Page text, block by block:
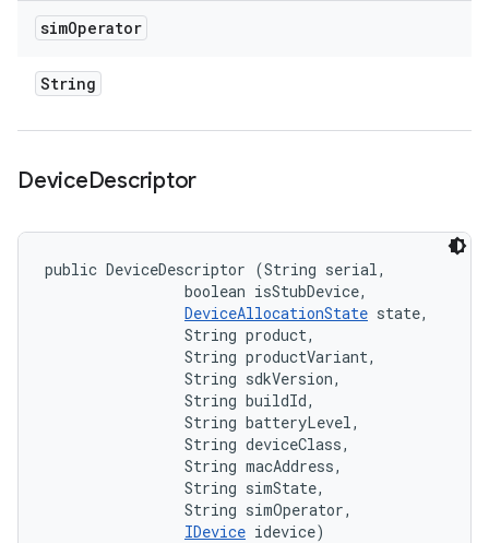
simOperator
String
DeviceDescriptor
public DeviceDescriptor (String serial,
                boolean isStubDevice,
DeviceAllocationState state,
                String product,
                String productVariant,
                String sdkVersion,
                String buildId,
                String batteryLevel,
                String deviceClass,
                String macAddress,
                String simState,
                String simOperator,
IDevice idevice)